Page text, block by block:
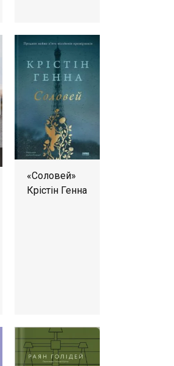
«Соловей»
Крістін Генна